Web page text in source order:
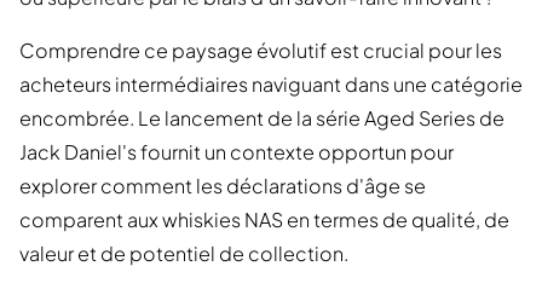
Comprendre ce paysage évolutif est crucial pour les
acheteurs intermédiaires naviguant dans une catégorie
encombrée. Le lancement de la série Aged Series de
Jack Daniel's fournit un contexte opportun pour
explorer comment les déclarations d'âge se
comparent aux whiskies NAS en termes de qualité, de
valeur et de potentiel de collection.